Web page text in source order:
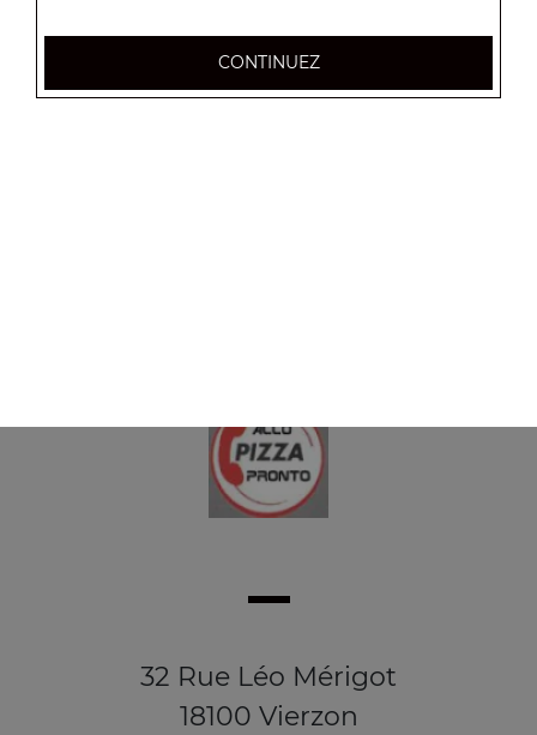
32 Rue Léo Mérigot
18100 Vierzon
CONTINUEZ